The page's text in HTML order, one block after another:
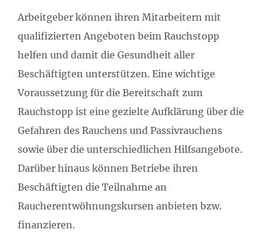
Arbeitgeber können ihren Mitarbeitern mit
qualifizierten Angeboten beim Rauchstopp
helfen und damit die Gesundheit aller
Beschäftigten unterstützen. Eine wichtige
Voraussetzung für die Bereitschaft zum
Rauchstopp ist eine gezielte Aufklärung über die
Gefahren des Rauchens und Passivrauchens
sowie über die unterschiedlichen Hilfsangebote.
Darüber hinaus können Betriebe ihren
Beschäftigten die Teilnahme an
Raucherentwöhnungskursen anbieten bzw.
finanzieren.